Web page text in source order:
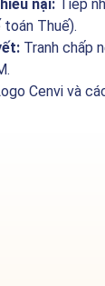
nại: Tiếp
Thuế).
Tranh chấp
Cenvi và